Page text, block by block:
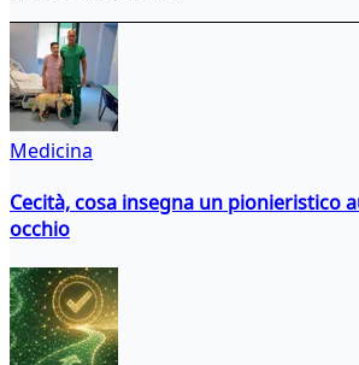
Medicina
Cecità, cosa insegna un pionieristico
occhio